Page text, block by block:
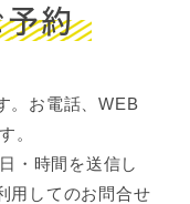
約
。お電話、WEB
。
・時間を送信し
用してのお問合せ